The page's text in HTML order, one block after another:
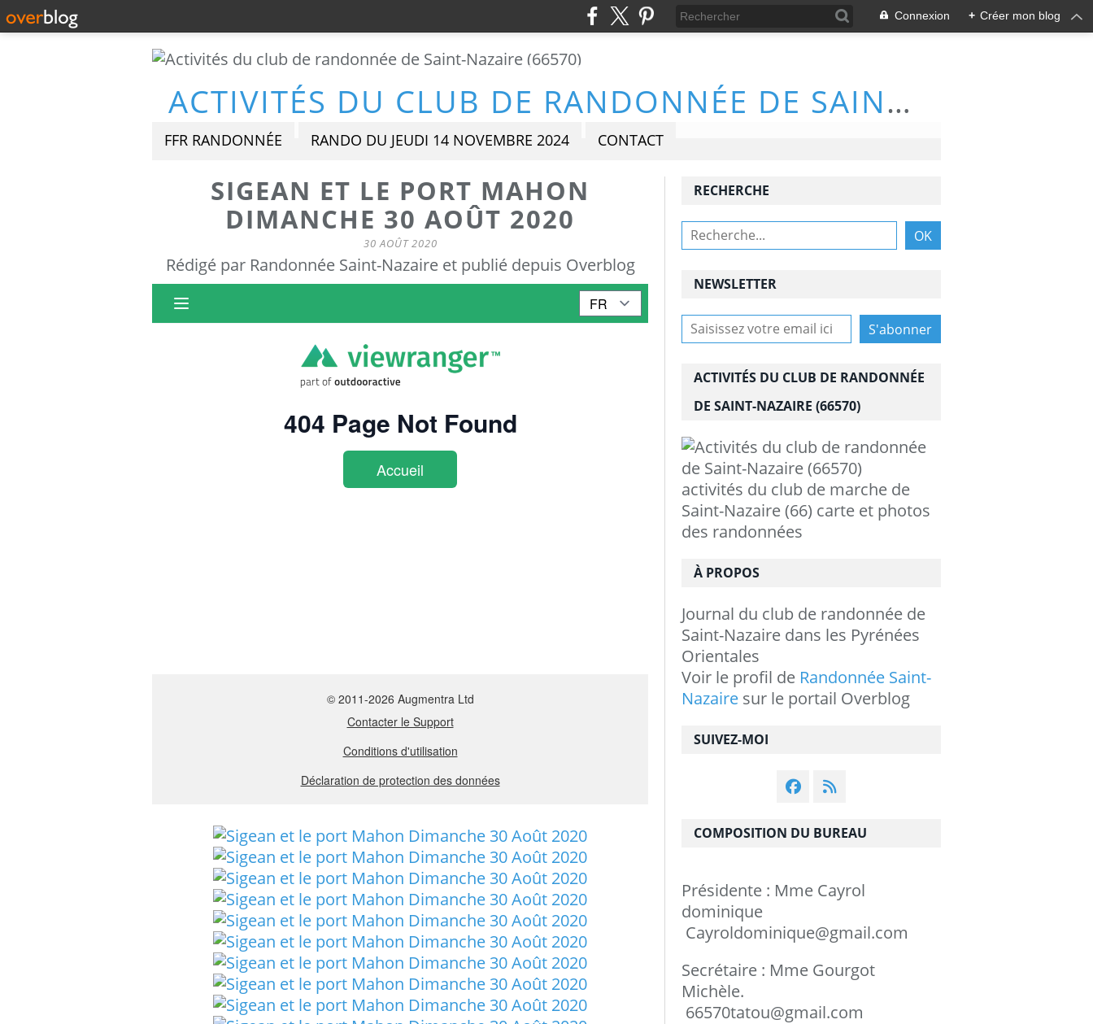
Connexion + Créer mon blog
ACTIVITÉS DU CLUB DE RANDONNÉE DE SAINT-NAZAIRE (66570)
FFR RANDONNÉE RANDO DU JEUDI 14 NOVEMBRE 2024 CONTACT
SIGEAN ET LE PORT MAHON
DIMANCHE 30 AOÛT 2020
30 AOÛT 2020
Rédigé par Randonnée Saint-Nazaire et publié depuis Overblog
NEWSLETTER
SUIVEZ-MOI
RECHERCHE
ACTIVITÉS DU CLUB DE RANDONNÉE
DE SAINT-NAZAIRE (66570)
activités du club de marche de
Saint-Nazaire (66) carte et photos
des randonnées
À PROPOS
Journal du club de randonnée de
Saint-Nazaire dans les Pyrénées
Orientales
Voir le profil de Randonnée Saint-
Nazaire sur le portail Overblog
COMPOSITION DU BUREAU
Présidente : Mme Cayrol
dominique
Cayroldominique@gmail.com
Secrétaire : Mme Gourgot
Michèle.
66570tatou@gmail.com